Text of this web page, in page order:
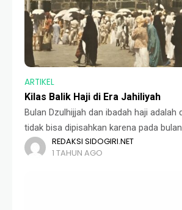
ARTIKEL
Kilas Balik Haji di Era Jahiliyah
Bulan Dzulhijjah dan ibadah haji adalah
tidak bisa dipisahkan karena pada
tahunan itu dilaksanakan. Haji yang
Islam kelima selalu menjadi ibadah yang
REDAKSI SIDOGIRI.NET
1 TAHUN AGO